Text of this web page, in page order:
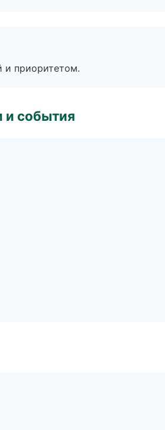
и приоритетом.
и события